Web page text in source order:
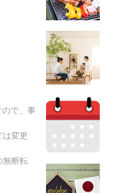
で、事
変更
無断転